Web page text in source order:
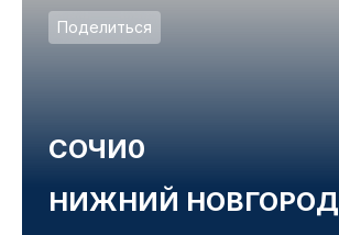
Поделиться
СОЧИ0
НИЖНИЙ НОВГОРОД